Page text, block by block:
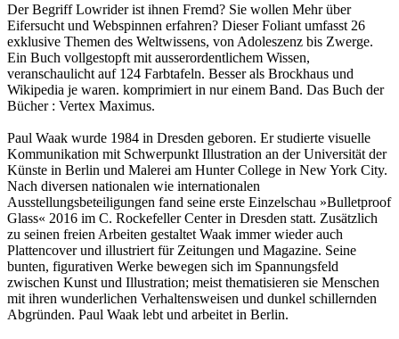
Der Begriff Lowrider ist ihnen Fremd? Sie wollen Mehr über
Eifersucht und Webspinnen erfahren? Dieser Foliant umfasst 26
exklusive Themen des Weltwissens, von Adoleszenz bis Zwerge.
Ein Buch vollgestopft mit ausserordentlichem Wissen,
veranschaulicht auf 124 Farbtafeln. Besser als Brockhaus und
Wikipedia je waren. komprimiert in nur einem Band. Das Buch der
Bücher : Vertex Maximus.
Paul Waak wurde 1984 in Dresden geboren. Er studierte visuelle
Kommunikation mit Schwerpunkt Illustration an der Universität der
Künste in Berlin und Malerei am Hunter College in New York City.
Nach diversen nationalen wie internationalen
Ausstellungsbeteiligungen fand seine erste Einzelschau »Bulletproof
Glass« 2016 im C. Rockefeller Center in Dresden statt. Zusätzlich
zu seinen freien Arbeiten gestaltet Waak immer wieder auch
Plattencover und illustriert für Zeitungen und Magazine. Seine
bunten, figurativen Werke bewegen sich im Spannungsfeld
zwischen Kunst und Illustration; meist thematisieren sie Menschen
mit ihren wunderlichen Verhaltensweisen und dunkel schillernden
Abgründen. Paul Waak lebt und arbeitet in Berlin.